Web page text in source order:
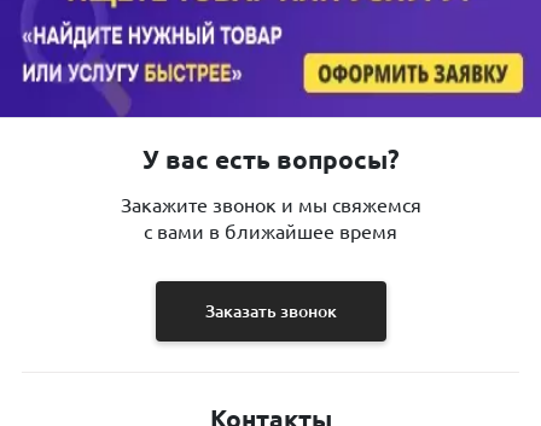
У вас есть вопросы?
Закажите звонок и мы свяжемся
с вами в ближайшее время
Заказать звонок
Контакты